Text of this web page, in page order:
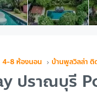
4-8 ห้องนอน บ้านพูลวิลล่า ติ
ปราณบุรี